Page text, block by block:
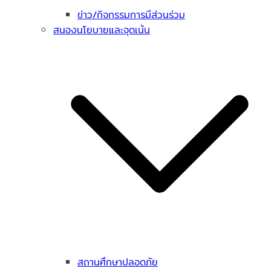
ข่าว/กิจกรรมการมีส่วนร่วม
สนองนโยบายและจุดเน้น
สถานศึกษาปลอดภัย